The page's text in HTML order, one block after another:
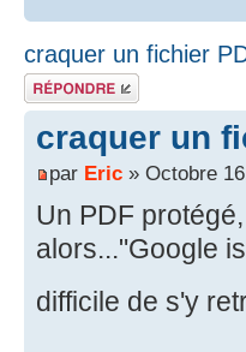
craquer un fichier
Répondre
craquer un
par Eric » Octobre
Un PDF
alors..."Google
difficile de s'y